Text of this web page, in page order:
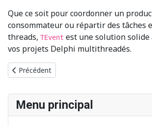
Que ce soit pour coordonner un
consommateur ou répartir des tâches
threads, TEvent est une solution solide
vos projets Delphi multithreadés.
Article précédent : Python : la simplicité au
Précédent
Menu principal